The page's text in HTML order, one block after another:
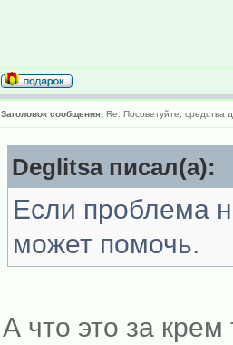
Заголовок сообщения: Re: Посоветуйте, средства
Deglitsa писал(а):
Если проблема
может помочь.
А что это за крем